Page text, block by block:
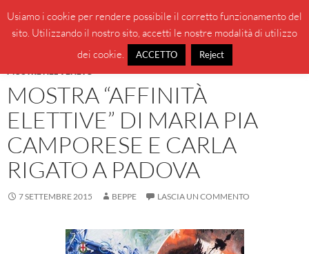
contenuto
BeppeBlog
MENU
MOSTRE NEL VENETO
MOSTRA “AFFINITÀ
ELETTIVE” DI MARIA PIA
CAMPORESE E CARLA
RIGATO A PADOVA
7 SETTEMBRE 2015 BEPPE LASCIA UN COMMENTO
Usiamo i cookie per rendere possibile il corretto funzionamento del
sito. Utilizzando il nostro sito, accetti le nostre modalità di utilizzo
dei cookie.
ACCETTO Reject